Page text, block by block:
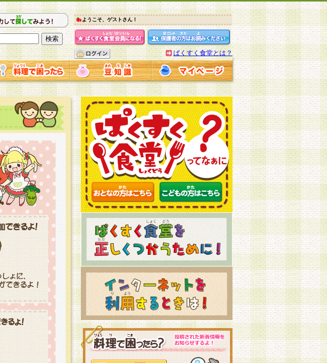
ようこそ、ゲストさん！
ぱくすく食堂とは？